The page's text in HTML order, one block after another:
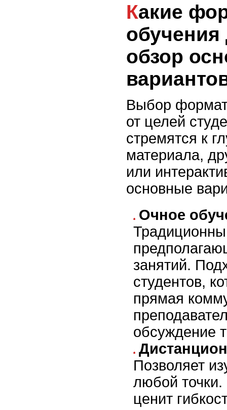
Какие форматы
обзор
Выбор
от целей
стремятся к
материала,
или
основные
Очное
занятий.
студентов,
прямая
обсуждение
Позволяет
любой
ценит